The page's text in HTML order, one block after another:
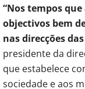
“Nos tempos
objectivos bem
nas direcções
presidente da
que estabelece
sociedade e aos